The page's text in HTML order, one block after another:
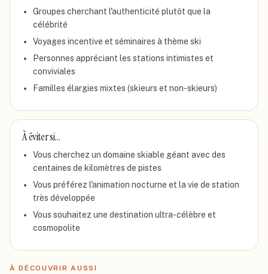
Groupes cherchant l'authenticité plutôt que la
célébrité
Voyages incentive et séminaires à thème ski
Personnes appréciant les stations intimistes et
conviviales
Familles élargies mixtes (skieurs et non-skieurs)
À éviter si…
Vous cherchez un domaine skiable géant avec des
centaines de kilomètres de pistes
Vous préférez l'animation nocturne et la vie de station
très développée
Vous souhaitez une destination ultra-célèbre et
cosmopolite
À DÉCOUVRIR AUSSI